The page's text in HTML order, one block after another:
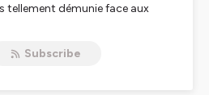
tellement démunie face aux
Subscribe